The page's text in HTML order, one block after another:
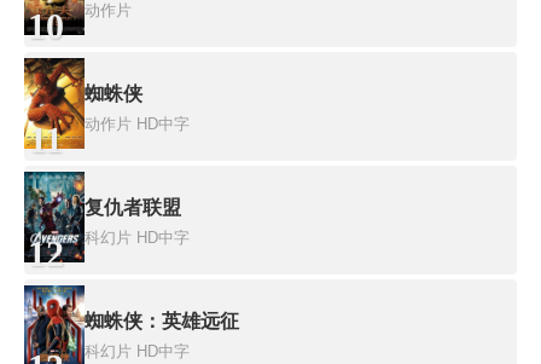
10 动作片
11
蜘蛛侠
动作片 HD中字
12
复仇者联盟
科幻片 HD中字
蜘蛛侠：英雄远征
科幻片 HD中字